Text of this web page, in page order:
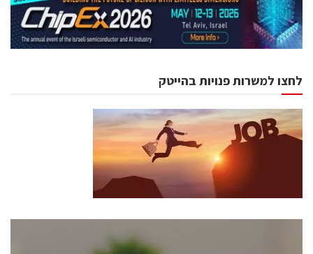
לחצו למשרות פנויות בהייטק